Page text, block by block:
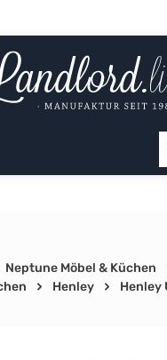
Neptune Möbel & Küchen
Henley Henley